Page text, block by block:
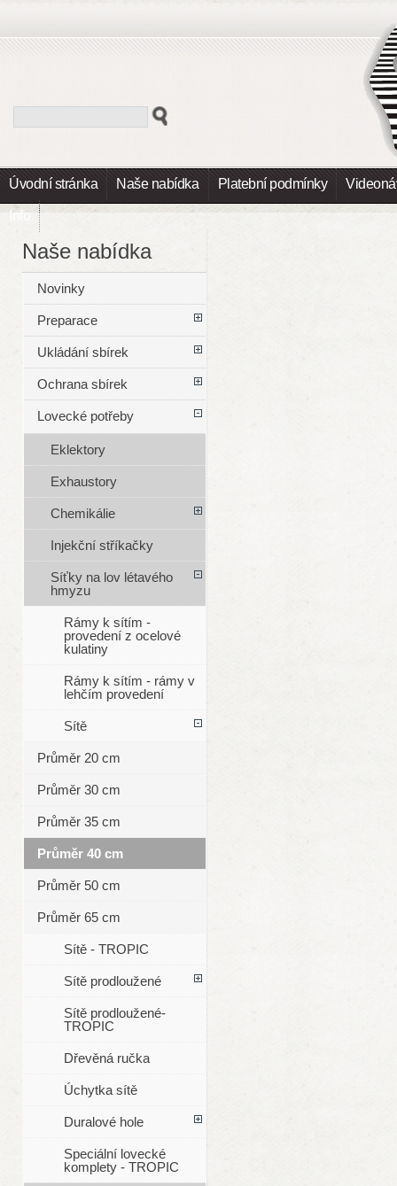
Úvodní stránka Naše nabídka Platební podmínky
Info
Naše nabídka
Novinky
Preparace
Ukládání sbírek
Ochrana sbírek
Lovecké potřeby
Eklektory
Exhaustory
Chemikálie
Injekční stříkačky
Síťky na lov létavého
hmyzu
Rámy k sítím -
provedení z ocelové
kulatiny
Rámy k sítím - rámy v
lehčím provedení
Sítě
Průměr 20 cm
Průměr 30 cm
Průměr 35 cm
Průměr 40 cm
Průměr 50 cm
Průměr 65 cm
Sítě - TROPIC
Sítě prodloužené
Sítě prodloužené-
TROPIC
Dřevěná ručka
Úchytka sítě
Duralové hole
Speciální lovecké
komplety - TROPIC